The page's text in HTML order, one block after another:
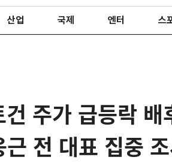
산업 국제 엔터 스
건 주가 급등락
전 대표 집중